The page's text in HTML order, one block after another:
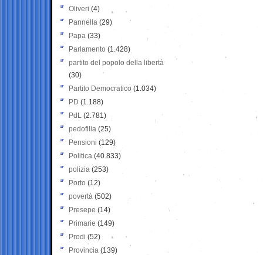
Oliveri (4)
Pannella (29)
Papa (33)
Parlamento (1.428)
partito del popolo della libertà
(30)
Partito Democratico (1.034)
PD (1.188)
PdL (2.781)
pedofilia (25)
Pensioni (129)
Politica (40.833)
polizia (253)
Porto (12)
povertà (502)
Presepe (14)
Primarie (149)
Prodi (52)
Provincia (139)